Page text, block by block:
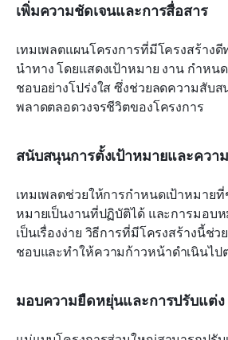
เพิ่มความชัดเจนและการสื่อสาร
เทมเพลตแผนโครงการที่มีโครงสร้าง
นำทาง โดยแสดงเป้าหมาย งาน กำหน
ชอบอย่างโปร่งใส ซึ่งช่วยลดความสับ
พลาดตลอดวงจรชีวิตของโครงการ
สนับสนุนการตั้งเป้าหมายและควา
เทมเพลตช่วยให้การกำหนดเป้าหมายที่
หมายเป็นงานที่ปฏิบัติได้ และการมอบ
เป็นเรื่องง่าย วิธีการที่มีโครงสร้างนี้ช่
ชอบและทำให้ความก้าวหน้าดำเนินไป
มอบความยืดหยุ่นและการปรับแต่ง